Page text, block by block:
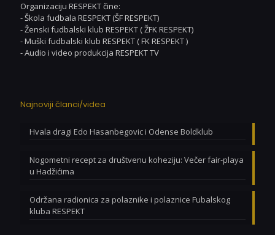
Organizaciju RESPEKT čine:
- Škola fudbala RESPEKT (ŠF RESPEKT)
- Ženski fudbalski klub RESPEKT ( ŽFK RESPEKT)
- Muški fudbalski klub RESPEKT ( FK RESPEKT )
- Audio i video produkcija RESPEKT TV
Najnoviji članci/videa
Hvala dragi Edo Hasanbegovic i Odense Boldklub
Nogometni recept za društvenu koheziju: Večer fair-playa
u Hadžićima
Održana radionica za polaznike i polaznice Fubalskog
kluba RESPEKT